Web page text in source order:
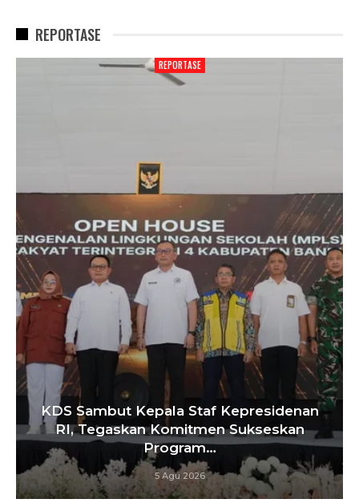
REPORTASE
REPORTASE
KDS Sambut Kepala Staf Kepresidenan
RI, Tegaskan Komitmen Sukseskan
Program…
5 Agu 2026